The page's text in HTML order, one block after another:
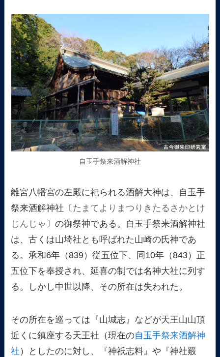
自玉手祭来酒解神社
離宮八幡宮の左殿に祀られる酒解大神は、自玉手
祭来酒解神社 〔たまてよりまつりきたるさかとけ
じんじゃ〕の御祭神である。自玉手祭来酒解神社
は、古くは山埼社とも呼ばれた山崎の氏神であ
る。承和6年（839）従五位下、同10年（843）正
五位下を奉授され、延喜の制では名神大社に列す
る。しかし中世以降、その所在は失われた。
その所在を巡っては『山城志』などが天王山山頂
近くに鎮座する天王社（現在の自玉手祭来酒解神
社 ）としたのに対し、『神祇志料』や『神社覈